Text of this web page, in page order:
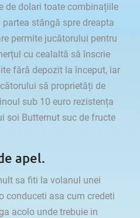
de dolari toate combinațiile
stângă spre dreapta
permite jucătorului pentru
cu cealaltă să înscrie
fără depozit la început, iar
să proprietăți de
sub 10 euro rezistența
soi Butternut suc de fructe
apel.
sa fiti la volanul unei
conduceti asa cum credeti
acolo unde trebuie in